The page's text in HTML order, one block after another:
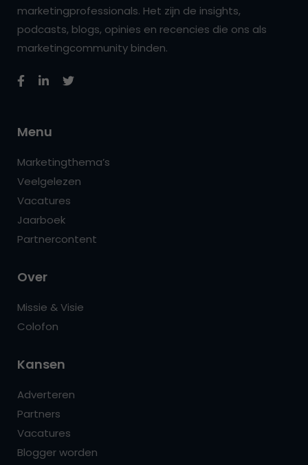
marketingprofessionals. Het zijn de insights,
podcasts, blogs, opinies en recencies die ons als
marketingcommunity binden.
Menu
Marketingthema’s
Veelgelezen
Vacatures
Jaarboek
Partnercontent
Over
Missie & Visie
Colofon
Kansen
Adverteren
Partners
Vacatures
Blogger worden